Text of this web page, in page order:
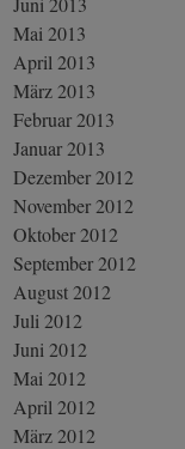
Mai 2013
April 2013
März 2013
Februar 2013
Januar 2013
Dezember 2012
November 2012
Oktober 2012
September 2012
August 2012
Juli 2012
Juni 2012
Mai 2012
April 2012
März 2012